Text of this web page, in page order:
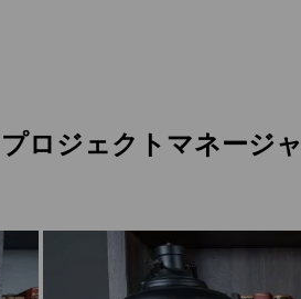
ロジェクトマネージ